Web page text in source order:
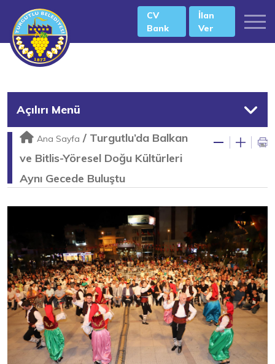
CV
Bank
İlan
Ver
Açılırı Menü
Ana Sayfa / Turgutlu’da Balkan
ve Bitlis-Yöresel Doğu Kültürleri
Aynı Gecede Buluştu